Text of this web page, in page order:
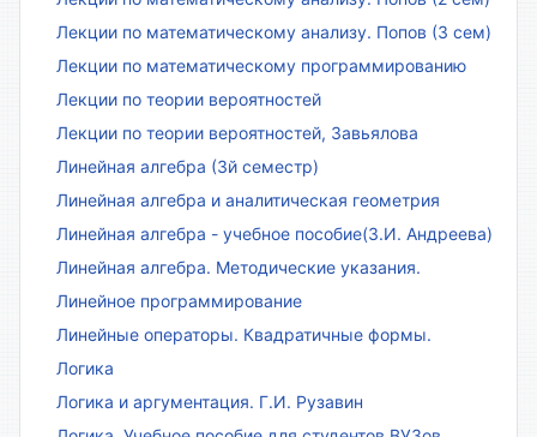
Лекции по математическому анализу. Попов (3 сем)
Лекции по математическому программированию
Лекции по теории вероятностей
Лекции по теории вероятностей, Завьялова
Линейная алгебра (3й семестр)
Линейная алгебра и аналитическая геометрия
Линейная алгебра - учебное пособие(З.И. Андреева)
Линейная алгебра. Методические указания.
Линейное программирование
Линейные операторы. Квадратичные формы.
Логика
Логика и аргументация. Г.И. Рузавин